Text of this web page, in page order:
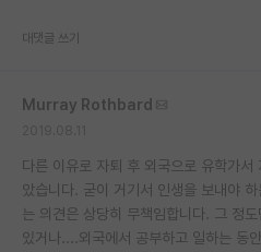
대댓글 쓰기
Murray Rothbard
다른 이유로 자퇴 후 외국으로 유학가
았습니다. 굳이 거기서 인생을 보내야
는 의견은 상당히 무책임합니다. 그 정
있거나....외국에서 공부하고 일하는 동